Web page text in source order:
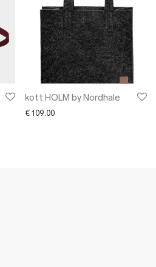
kott HOLM by Nordhale
€ 109.00